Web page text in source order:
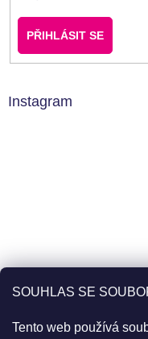
SOUHLAS SE
Tento web používá
PŘIHLÁSIT SE
Instagram